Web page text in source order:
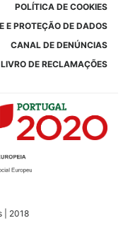
POLÍTICA DE COOKIES
E PROTEÇÃO DE DADOS
CANAL DE DENÚNCIAS
LIVRO DE RECLAMAÇÕES
| 2018